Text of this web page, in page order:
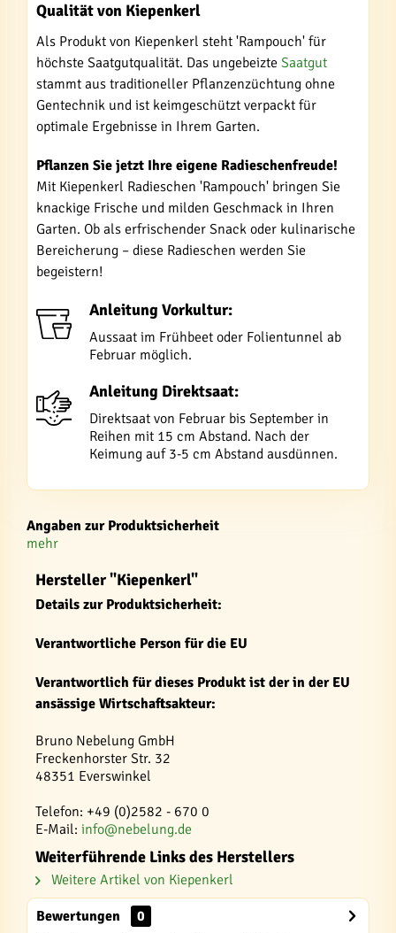
Qualität von Kiepenkerl
Als Produkt von Kiepenkerl steht 'Rampouch' für
höchste Saatgutqualität. Das ungebeizte Saatgut
stammt aus traditioneller Pflanzenzüchtung ohne
Gentechnik und ist keimgeschützt verpackt für
optimale Ergebnisse in Ihrem Garten.
Pflanzen Sie jetzt Ihre eigene Radieschenfreude!
Mit Kiepenkerl Radieschen 'Rampouch' bringen Sie
knackige Frische und milden Geschmack in Ihren
Garten. Ob als erfrischender Snack oder kulinarische
Bereicherung – diese Radieschen werden Sie
begeistern!
Anleitung Vorkultur:
Aussaat im Frühbeet oder Folientunnel ab
Februar möglich.
Anleitung Direktsaat:
Direktsaat von Februar bis September in
Reihen mit 15 cm Abstand. Nach der
Keimung auf 3-5 cm Abstand ausdünnen.
Angaben zur Produktsicherheit
mehr
Hersteller "Kiepenkerl"
Details zur Produktsicherheit:
Verantwortliche Person für die EU
Verantwortlich für dieses Produkt ist der in der EU
ansässige Wirtschaftsakteur:
Bruno Nebelung GmbH
Freckenhorster Str. 32
48351 Everswinkel
Telefon: +49 (0)2582 - 670 0
E-Mail: info@nebelung.de
Weiterführende Links des Herstellers
Weitere Artikel von Kiepenkerl
Bewertungen
0